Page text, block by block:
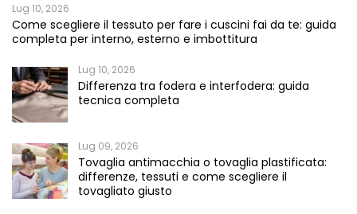
Lug 10, 2026
Come scegliere il tessuto per fare i cuscini fai da te: guida
completa per interno, esterno e imbottitura
Lug 10, 2026
Differenza tra fodera e interfodera: guida
tecnica completa
Lug 09, 2026
Tovaglia antimacchia o tovaglia plastificata:
differenze, tessuti e come scegliere il
tovagliato giusto